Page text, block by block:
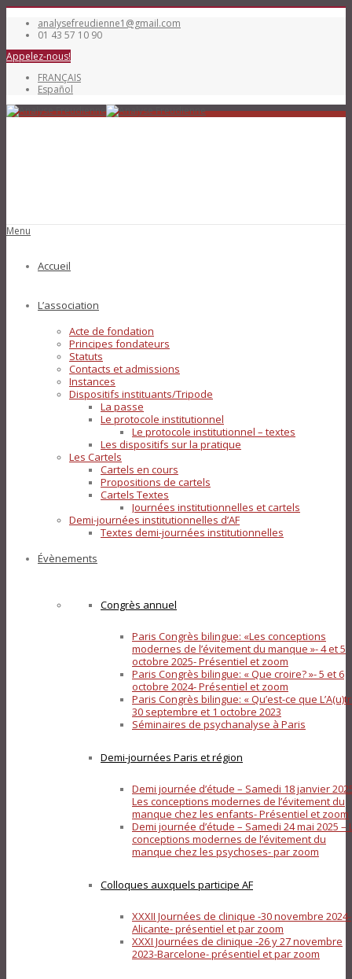
analysefreudienne1@gmail.com
01 43 57 10 90
Appelez-nous!
FRANÇAIS
Español
Menu
Accueil
L’association
Acte de fondation
Principes fondateurs
Statuts
Contacts et admissions
Instances
Dispositifs instituants/Tripode
La passe
Le protocole institutionnel
Le protocole institutionnel – textes
Les dispositifs sur la pratique
Les Cartels
Cartels en cours
Propositions de cartels
Cartels Textes
Journées institutionnelles et cartels
Demi-journées institutionnelles d’AF
Textes demi-journées institutionnelles
Évènements
Congrès annuel
Paris Congrès bilingue: «Les conceptions
modernes de l’évitement du manque »- 4 et 5
octobre 2025- Présentiel et zoom
Paris Congrès bilingue: « Que croire? »- 5 et 6
octobre 2024- Présentiel et zoom
Paris Congrès bilingue: « Qu’est-ce que
30 septembre et 1 octobre 2023
Séminaires de psychanalyse à Paris
Demi-journées Paris et région
Demi journée d’étude – Samedi 18 janvier
Les conceptions modernes de l’évitement du
manque chez les enfants- Présentiel et zoom
Demi journée d’étude – Samedi 24 mai 2025 –
conceptions modernes de l’évitement du
manque chez les psychoses- par zoom
Colloques auxquels participe AF
XXXII Journées de clinique -30 novembre 2024-
Alicante- présentiel et par zoom
XXXI Journées de clinique -26 y 27 novembre
2023-Barcelone- présentiel et par zoom